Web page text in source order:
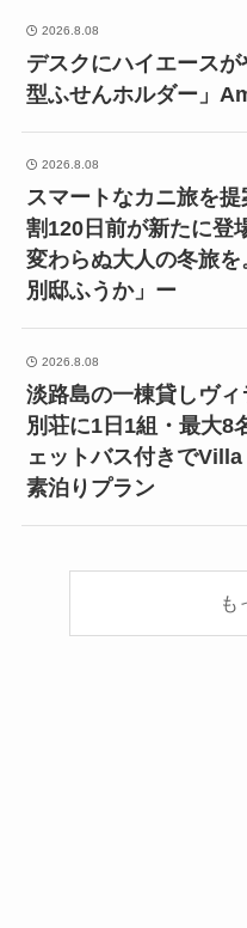
2026.8.08
デスクにハイエース
型ふせんホルダー」
2026.8.08
スマートなカニ旅を
割120日前が新たに登
変わらぬ大人の冬旅
別邸ふうか」ー
2026.8.08
淡路島の一棟貸しヴ
別荘に1日1組・最大8
ェットバス付きで
素泊りプラン
も